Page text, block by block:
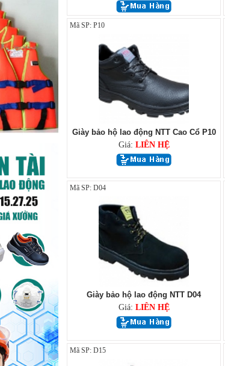
Mã SP: P10
Giày bảo hộ lao động NTT Cao Cổ P10
Giá: LIÊN HỆ
Mã SP: D04
Giày bảo hộ lao động NTT D04
Giá: LIÊN HỆ
Mã SP: D15